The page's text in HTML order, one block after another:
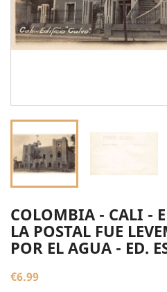
COLOMBIA - CALI -
LA POSTAL FUE
POR EL AGUA - ED.
€6.99